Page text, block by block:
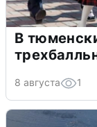
В
8 августа 1